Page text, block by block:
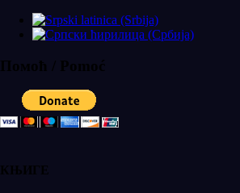
Помоћ / Pomoć
КЊИГЕ